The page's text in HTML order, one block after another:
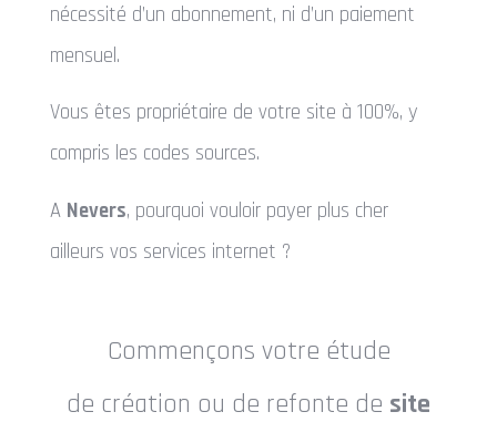
nécessité d’un abonnement, ni d’un paiement
mensuel.
Vous êtes propriétaire de votre site à 100%, y
compris les codes sources.
A Nevers, pourquoi vouloir payer plus cher
ailleurs vos services internet ?
Commençons votre étude
de création ou de refonte de site